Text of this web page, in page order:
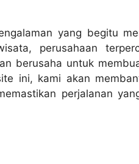
yang begitu
perusahaan
berusaha untuk
ini, kami akan
perjalanan